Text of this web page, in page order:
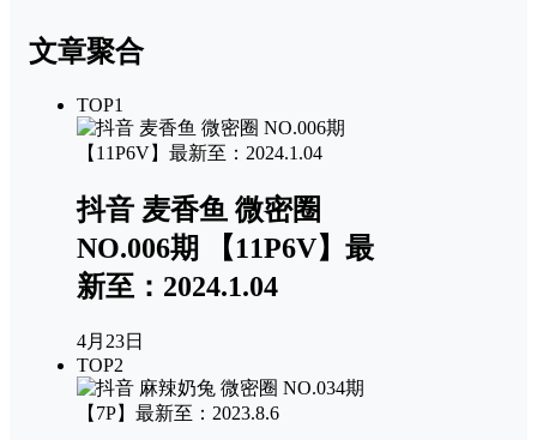
文章聚合
TOP1
抖音 麦香鱼 微密圈
NO.006期 【11P6V】最
新至：2024.1.04
4月23日
TOP2